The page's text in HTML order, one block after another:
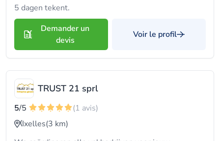
5 dagen tekent.
Demander un
devis
Voir le profil
TRUST 21 sprl
5/5
(1 avis)
Ixelles(3 km)